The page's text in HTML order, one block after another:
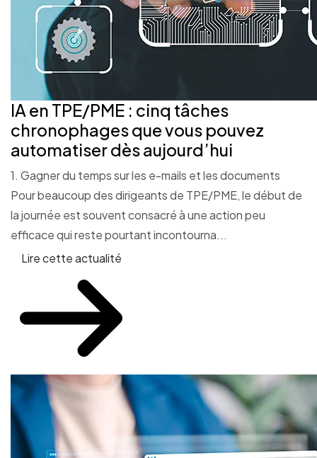
IA en TPE/PME : cinq tâches
chronophages que vous pouvez
automatiser dès aujourd’hui
1. Gagner du temps sur les e-mails et les documents
Pour beaucoup des dirigeants de TPE/PME, le début de
la journée est souvent consacré à une action peu
efficace qui reste pourtant incontourna...
Lire cette actualité